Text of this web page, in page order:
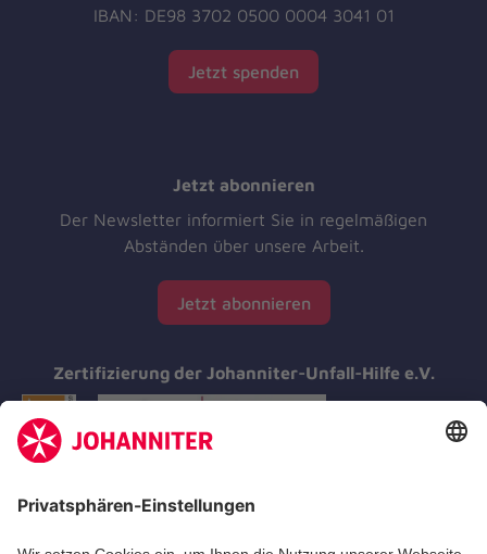
IBAN: DE98 3702 0500 0004 3041 01
Jetzt spenden
Jetzt abonnieren
Der Newsletter informiert Sie in regelmäßigen
Abständen über unsere Arbeit.
Jetzt abonnieren
Zertifizierung der Johanniter-Unfall-Hilfe e.V.